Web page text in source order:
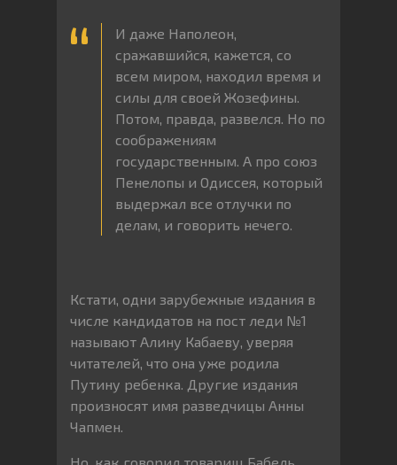
И даже Наполеон,
сражавшийся, кажется, со
всем миром, находил время и
силы для своей Жозефины.
Потом, правда, развелся. Но по
соображениям
государственным. А про союз
Пенелопы и Одиссея, который
выдержал все отлучки по
делам, и говорить нечего.
Кстати, одни зарубежные издания в
числе кандидатов на пост леди №1
называют Алину Кабаеву, уверяя
читателей, что она уже родила
Путину ребенка. Другие издания
произносят имя разведчицы Анны
Чапмен.